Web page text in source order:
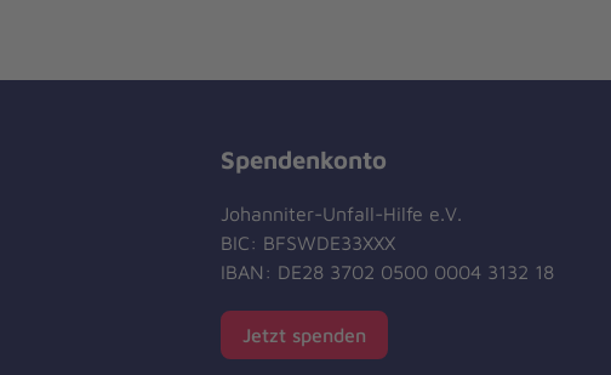
Spendenkonto
Johanniter-Unfall-Hilfe e.V.
BIC: BFSWDE33XXX
IBAN: DE28 3702 0500 0004 3132 18
Jetzt spenden